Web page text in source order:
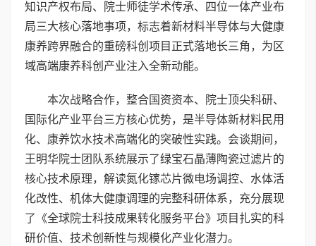
知识产权布局、院士师徒学术传承、四位一体产业布
局三大核心落地事项，标志着新材料半导体与大健康
康养跨界融合的重磅科创项目正式落地长三角，为区
域高端康养科创产业注入全新动能。
本次战略合作，整合国资资本、院士顶尖科研、
国际化产业平台三方核心优势，是半导体新材料民用
化、康养饮水技术高端化的突破性实践。会谈期间，
王明华院士团队系统展示了绿宝石晶薄陶瓷过滤片的
核心技术原理，解读氮化镓芯片微电场调控、水体活
化改性、机体大健康调理的完整科研体系，充分展现
了《全球院士科技成果转化服务平台》项目扎实的科
研价值、技术创新性与规模化产业化潜力。